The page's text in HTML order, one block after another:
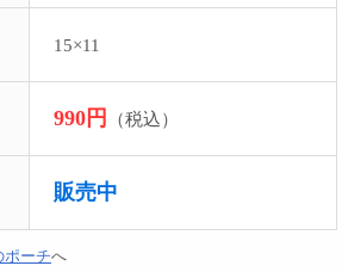
15×11
990円 （税込）
販売中
ポーチへ